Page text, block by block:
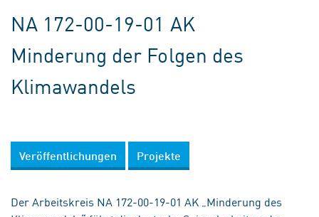
NA 172-00-19-01 AK
Minderung der Folgen des
Klimawandels
Veröffentlichungen Projekte
Der Arbeitskreis NA 172-00-19-01 AK „Minderung des